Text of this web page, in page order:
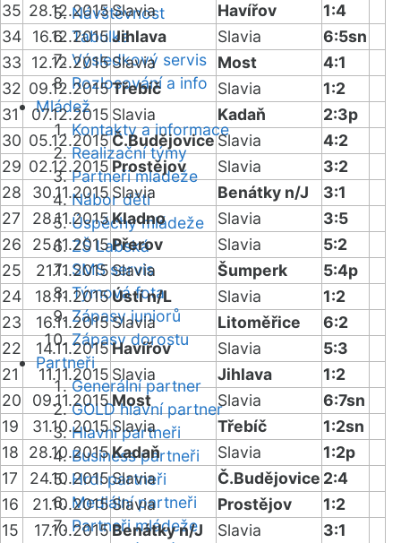
Návštěvnost
Tabulka
Výsledkový servis
Rozlosování a info
Mládež
Kontakty a informace
Realizační týmy
Partneři mládeže
Nábor dětí
Úspěchy mládeže
ZŠ Labská
SMS servis
Týmová fota
Zápasy juniorů
Zápasy dorostu
Partneři
Generální partner
GOLD hlavní partner
Hlavní partneři
Business partneři
Hrdí partneři
Mediální partneři
Partneři mládeže
35 28.12.2015Slavia Havířov
1:4
34
16.12.2015Jihlava Slavia
6:5sn
33
12.12.2015Slavia Most
4:1
32 09.12.2015Třebíč Slavia
1:2
31
07.12.2015 Slavia Kadaň
2:3p
30 05.12.2015Č.BudějoviceSlavia
4:2
29 02.12.2015 Prostějov Slavia
3:2
28
30.11.2015 Slavia Benátky n/J
3:1
27
28.11.2015Kladno Slavia
3:5
26
25.11.2015Přerov Slavia
5:2
25
21.11.2015Slavia Šumperk
5:4p
24
18.11.2015Ústí n/L Slavia
1:2
23
16.11.2015Slavia Litoměřice
6:2
22
14.11.2015Havířov Slavia
5:3
21
11.11.2015 Slavia Jihlava
1:2
20
09.11.2015Most Slavia
6:7sn
19
31.10.2015Slavia Třebíč
1:2sn
18
28.10.2015Kadaň Slavia
1:2p
17
24.10.2015Slavia Č.Budějovice 2:4
16
21.10.2015Slavia Prostějov
1:2
15
17.10.2015Benátky n/J Slavia 3:1